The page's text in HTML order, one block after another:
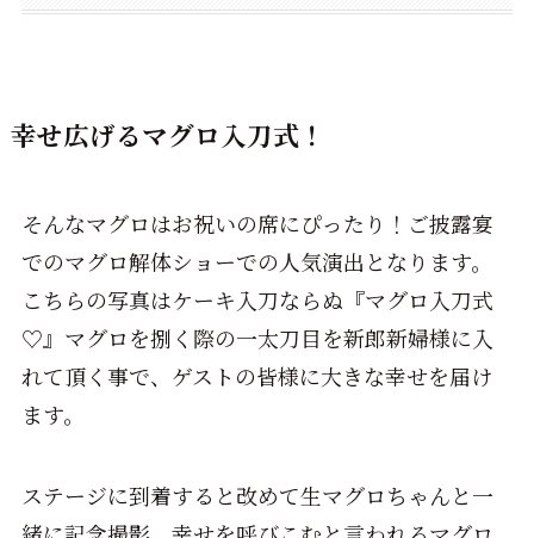
幸せ広げるマグロ入刀式！
そんなマグロはお祝いの席にぴったり！ご披露宴
でのマグロ解体ショーでの人気演出となります。
こちらの写真はケーキ入刀ならぬ『マグロ入刀式
♡』マグロを捌く際の一太刀目を新郎新婦様に入
れて頂く事で、ゲストの皆様に大きな幸せを届け
ます。
ステージに到着すると改めて生マグロちゃんと一